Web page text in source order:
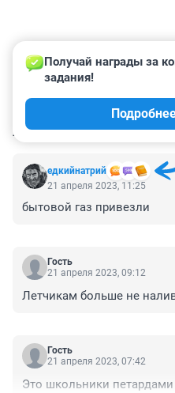
КОММЕНТАРИИ 11
едкийнатрий
Получай награды за
задания!
21 апреля 2023, 11:25
бытовой газ привезли
Гость
21 апреля 2023, 09:12
Летчикам больше не
Гость
21 апреля 2023, 07:42
Это школьники